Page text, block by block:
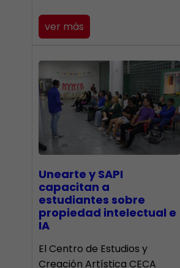
ver más
Unearte y SAPI
capacitan a
estudiantes sobre
propiedad intelectual e
IA
El Centro de Estudios y
Creación Artística CECA